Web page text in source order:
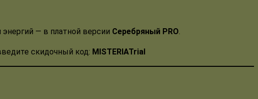
— в платной версии Серебряный PRO
скидочный код: MISTERIATrial